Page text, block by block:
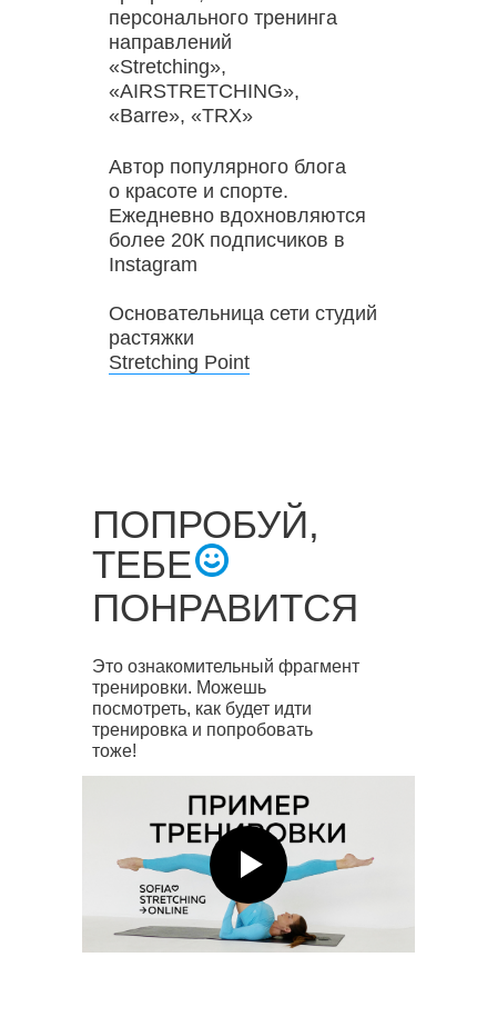
персонального тренинга
направлений
«Stretching»,
«AIRSTRETCHING»,
«Barre», «TRX»
Автор популярного блога
о красоте и спорте.
Ежедневно вдохновляются
более 20К подписчиков в
Instagram
Основательница сети студий
растяжки
Stretching Point
Это ознакомительный фрагмент
тренировки. Можешь
посмотреть, как будет идти
тренировка и попробовать
тоже!
ПОПРОБУЙ,
ПОНРАВИТСЯ
ТЕБЕ